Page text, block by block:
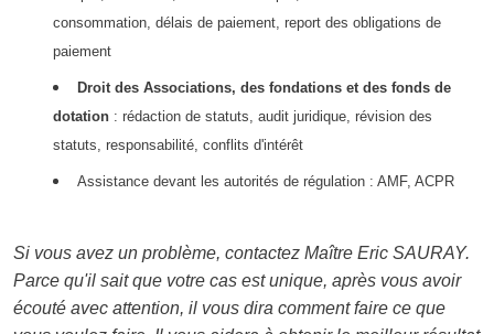
consommation, délais de paiement, report des obligations de
paiement
Droit des Associations, des fondations et des fonds de
dotation : rédaction de statuts, audit juridique, révision des
statuts, responsabilité, conflits d'intérêt
Assistance devant les autorités de régulation : AMF, ACPR
Si vous avez un problème, contactez Maître Eric SAURAY.
Parce qu'il sait que votre cas est unique, après vous avoir
écouté avec attention, il vous dira comment faire ce que